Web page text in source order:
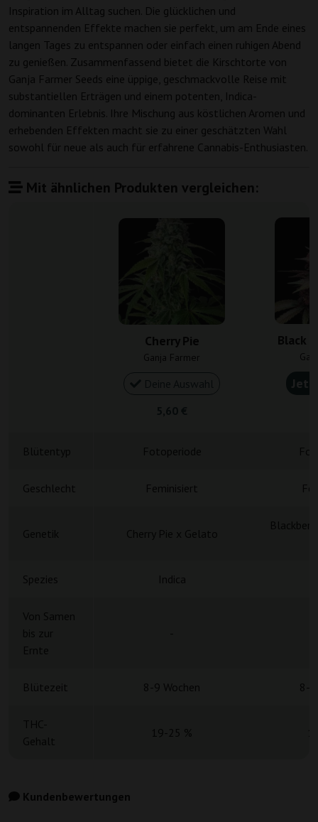
Inspiration im Alltag suchen. Die glücklichen und
entspannenden Effekte machen sie perfekt, um am Ende eines
langen Tages zu entspannen oder einfach einen ruhigen Abend
zu genießen. Zusammenfassend bietet die Kirschtorte von
Ganja Farmer Seeds eine üppige, geschmackvolle Reise mit
substantiellen Erträgen und einem potenten, Indica-
dominanten Erlebnis. Ihre Mischung aus köstlichen Aromen und
erhebenden Effekten macht sie zu einer geschätzten Wahl
sowohl für neue als auch für erfahrene Cannabis-Enthusiasten.
Mit ähnlichen Produkten vergleichen:
Cherry Pie
Ganja Farmer
Black
Geschlecht Feminisiert
Spezies Indica
Blütezeit 8-9 Wochen 8-9
Kundenbewertungen